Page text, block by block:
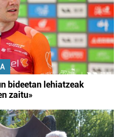
bideetan lehiatzeak
zaitu»